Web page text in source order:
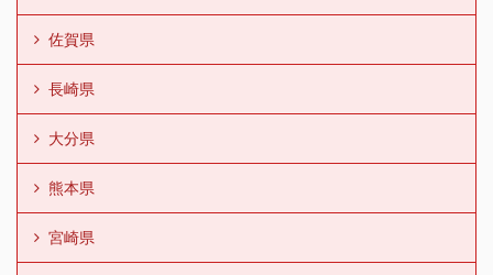
佐賀県
長崎県
大分県
熊本県
宮崎県